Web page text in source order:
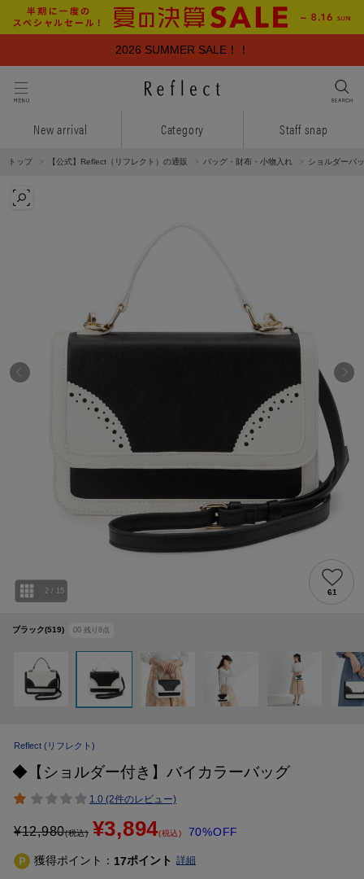
2026 SUMMER SALE！！
New arrival Category Staff snap
トップ 【公式】Reflect（リフレクト）の通販 バッグ・財布・小物入れ ショルダーバ
ブラック(519) 00 残り 8点
2 / 15 61
Reflect (リフレクト)
◆【ショルダー付き】バイカラーバッグ
1.0 (2件のレビュー)
¥12,980(税込) ¥3,894(税込) 70%OFF
獲得ポイント： 17ポイント 詳細